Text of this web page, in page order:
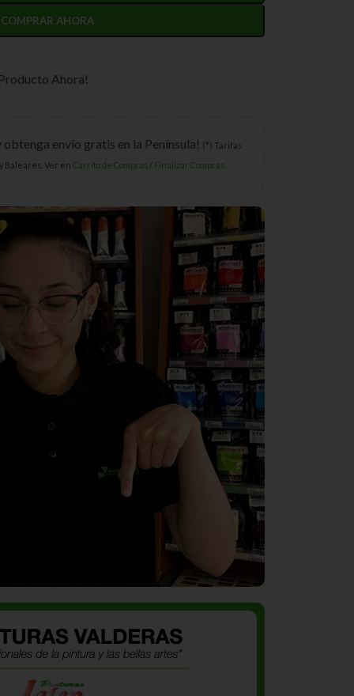
COMPRAR AHORA
Ahora!
envío gratis en la Península! (*) Tarifas
Baleares. Ver en Carrito de Compras / Finalizar Compras